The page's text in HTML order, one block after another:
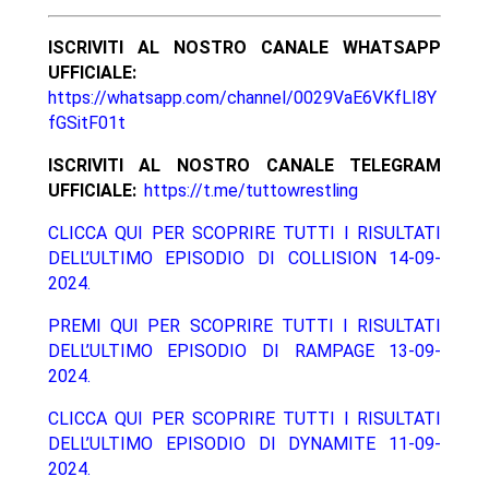
ISCRIVITI AL NOSTRO CANALE WHATSAPP
UFFICIALE:
https://whatsapp.com/channel/0029VaE6VKfLI8Y
fGSitF01t
ISCRIVITI AL NOSTRO CANALE TELEGRAM
UFFICIALE: https://t.me/tuttowrestling
CLICCA QUI PER SCOPRIRE TUTTI I RISULTATI
DELL’ULTIMO EPISODIO DI COLLISION 14-09-
2024.
PREMI QUI PER SCOPRIRE TUTTI I RISULTATI
DELL’ULTIMO EPISODIO DI RAMPAGE 13-09-
2024.
CLICCA QUI PER SCOPRIRE TUTTI I RISULTATI
DELL’ULTIMO EPISODIO DI DYNAMITE 11-09-
2024.